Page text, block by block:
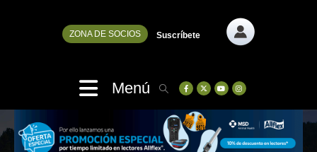
ZONA DE SOCIOS Suscríbete
Menú